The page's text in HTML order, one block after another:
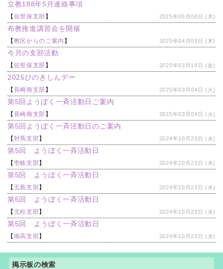
立教188年5月連絡事項
2025年05月08日 (木)
【 佐世保支部 】
布教推進講習会を開催
2025年04月03日 (木)
【 教区からのご案内 】
今月の支部活動
2025年03月14日 (金)
【 佐世保支部 】
2025ひのきしんデー
2025年03月04日 (火)
【 長崎南支部 】
第5回ようぼく一斉活動日ご案内
2025年03月04日 (火)
【 長崎南支部 】
第5回ようぼく一斉活動日のご案内
2024年10月23日 (水)
【 対馬支部】
第5回 ようぼく一斉活動日
2024年10月23日 (水)
【 壱岐支部】
第5回 ようぼく一斉活動日
2024年10月23日 (水)
【 五島支部】
第5回 ようぼく一斉活動日
2024年10月23日 (水)
【 北松支部】
第5回 ようぼく一斉活動日
2024年10月23日 (水)
【 南高支部】
掲示板の検索